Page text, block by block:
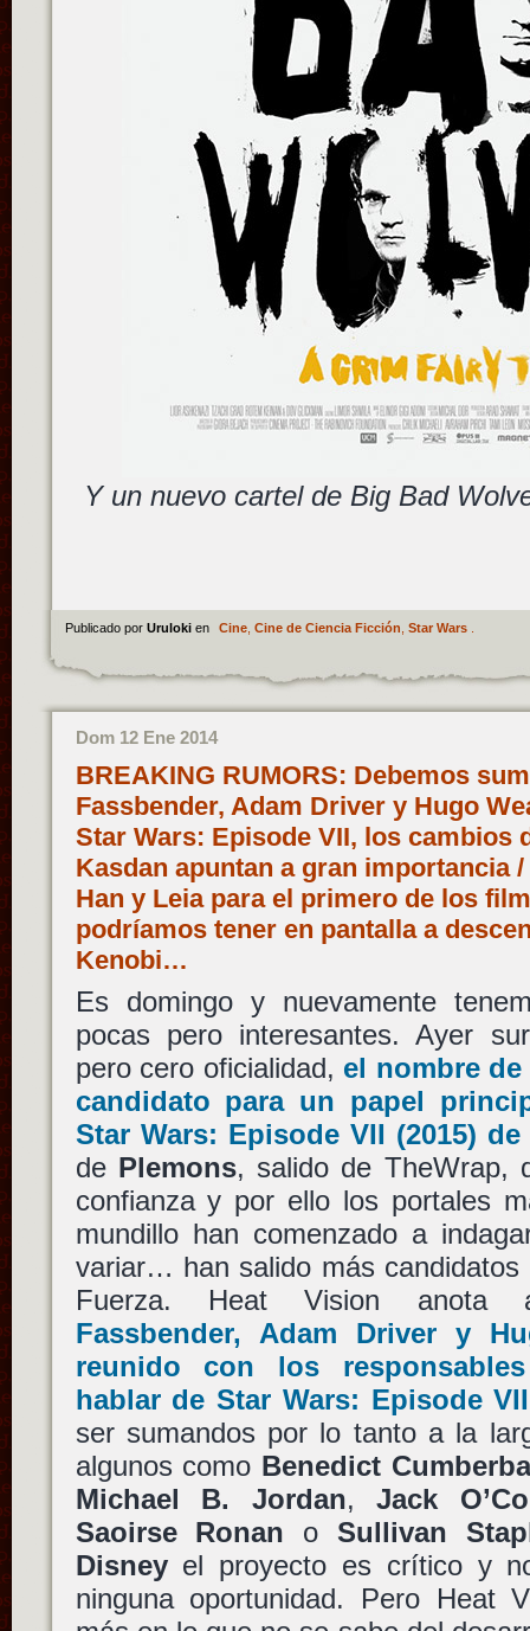
Y un nuevo cartel de Big Bad
Publicado por Uruloki en Cine, Cine de Ciencia Ficción Star Wars.
Dom 12 Ene 2014
BREAKING RUMORS: Debemos
Fassbender, Adam Driver y Hugo
Star Wars: Episode VII, los cambios
Kasdan apuntan a gran importancia
Han y Leia para el primero de los
podríamos tener en pantalla a
Kenobi…
Es domingo y nuevamente
pocas pero interesantes. Ayer
pero cero oficialidad, el nombre de
candidato para un papel
Star Wars: Episode VII (2015) de
de Plemons, salido de TheWrap,
confianza y por ello los portales
mundillo han comenzado a
variar… han salido más
Fuerza. Heat Vision
Fassbender, Adam Drivery
reunido con los
hablar deStar Wars: Episode VII
ser sumandos por lo tanto a la
algunos como Benedict
Michael B. Jordan,Jack
Saoirse Ronan o Sullivan
Disneyel proyecto es crítico y
ninguna oportunidad. Pero Heat